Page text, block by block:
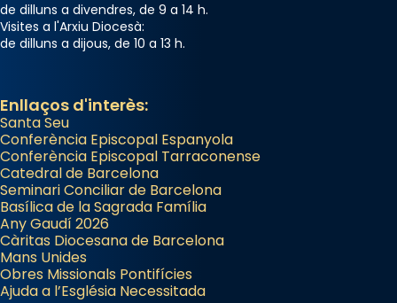
de dilluns a divendres, de 9 a 14 h.
Visites a l'Arxiu Diocesà:
de dilluns a dijous, de 10 a 13 h.
Enllaços d'interès:
Santa Seu
Conferència Episcopal Espanyola
Conferència Episcopal Tarraconense
Catedral de Barcelona
Seminari Conciliar de Barcelona
Basílica de la Sagrada Família
Any Gaudí 2026
Càritas Diocesana de Barcelona
Mans Unides
Obres Missionals Pontifícies
Ajuda a l’Església Necessitada